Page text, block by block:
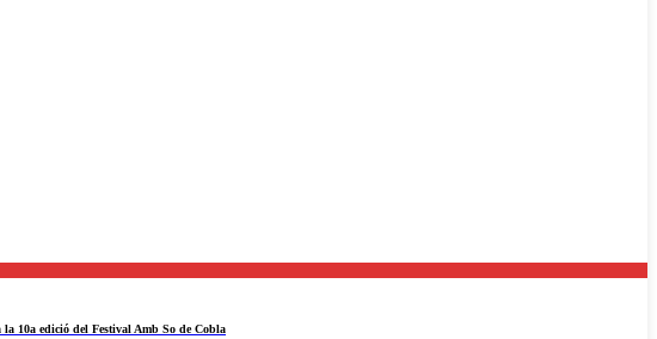
10a edició del Festival Amb So de Cobla